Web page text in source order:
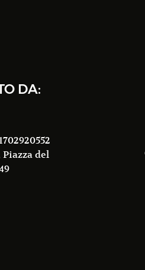
DA:
Piazza del